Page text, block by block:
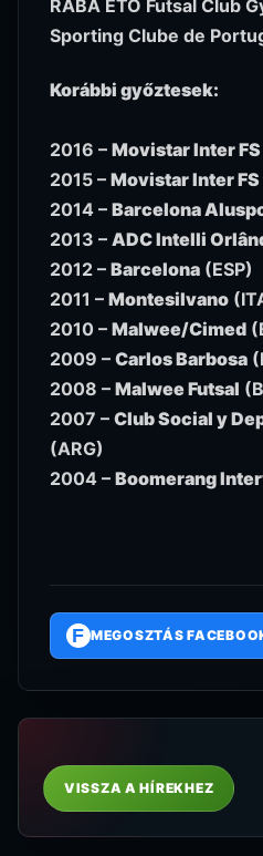
RABA ETO Futsal Club
Sporting Clube de
Korábbi győztesek:
2016 – Movistar Inter FS
2015 – Movistar Inter FS
2014 – Barcelona
2013 – ADC Intelli
2012 – Barcelona (ESP)
2011 – Montesilvano
2010 – Malwee/Cimed
2009 – Carlos Barbosa
2008 – Malwee Futsal
2007 – Club Social y
(ARG)
2004 – Boomerang
F MEGOSZTÁS
VISSZA A HÍREKHEZ